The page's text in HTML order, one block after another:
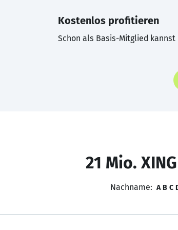
Kostenlos profitieren
Schon als Basis-Mitglied
21 Mio.
Nachname: A B C